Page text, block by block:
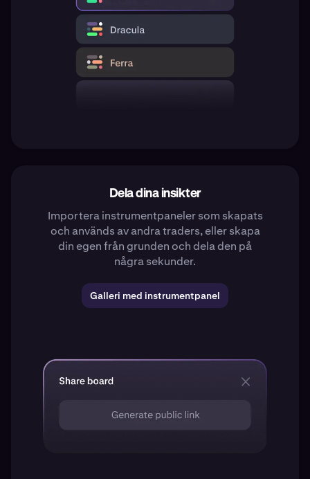
Dela dina insikter
Importera instrumentpaneler som skapats
och används av andra traders, eller skapa
din egen från grunden och dela den på
några sekunder.
Galleri med instrumentpanel